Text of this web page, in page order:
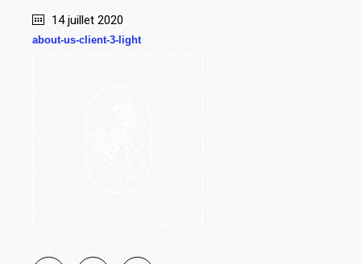
14 juillet 2020
about-us-client-3-light